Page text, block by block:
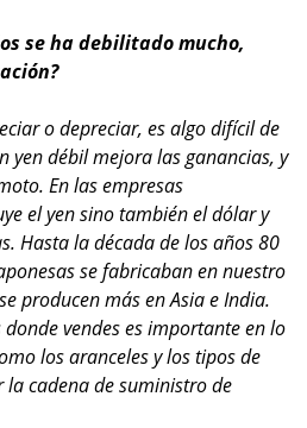
se ha debilitado mucho,
o depreciar, es algo difícil de
yen débil mejora las ganancias, y
En las empresas
el yen sino también el dólar y
Hasta la década de los años 80
se fabricaban en nuestro
producen más en Asia e India.
vendes es importante en lo
los aranceles y los tipos de
cadena de suministro de